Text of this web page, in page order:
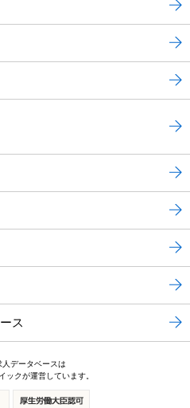
ス
人データベースは
ックが運営しています。